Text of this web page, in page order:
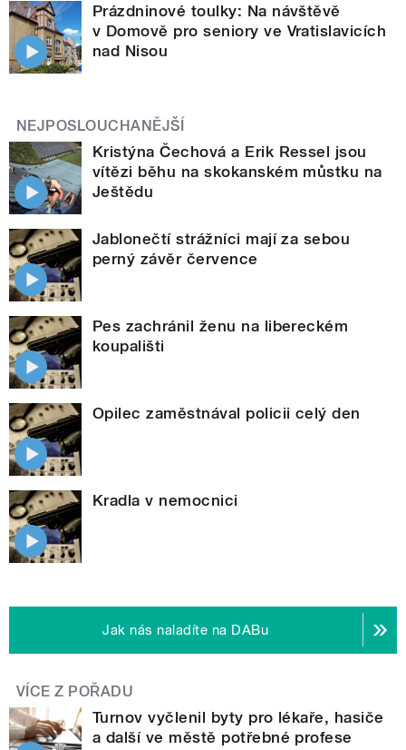
Prázdninové toulky: Na návštěvě
v Domově pro seniory ve Vratislavicích
nad Nisou
NEJPOSLOUCHANĚJŠÍ
Kristýna Čechová a Erik Ressel jsou
vítězi běhu na skokanském můstku na
Ještědu
Jablonečtí strážníci mají za sebou
perný závěr července
Pes zachránil ženu na libereckém
koupališti
Opilec zaměstnával policii celý den
Kradla v nemocnici
Jak nás naladíte na DABu
VÍCE Z POŘADU
Turnov vyčlenil byty pro lékaře, hasiče
a další ve městě potřebné profese